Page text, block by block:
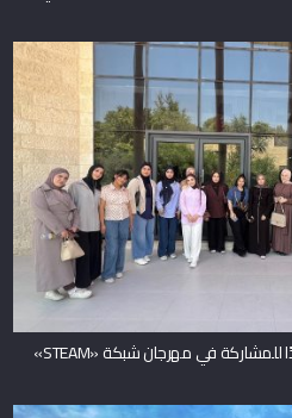
جامعة القدس تختتم تدريبًا طلابيًا تمهيدًا للمشاركة في مهرجان شبكة «STEAM»